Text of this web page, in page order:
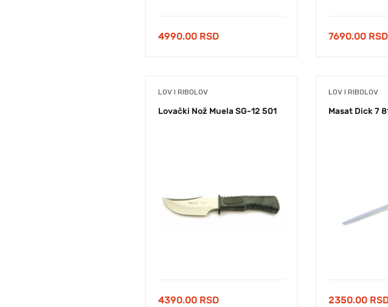
4990.00 RSD 7690.00 RSD
LOV I RIBOLOV
Lovački Nož Muela SG-12 501
4390.00 RSD
LOV I RIBOLOV
Masat Dick 7
2350.00